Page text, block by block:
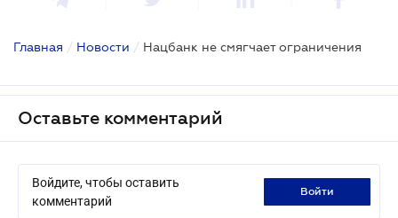
Главная / Новости / Нацбанк не смягчает ограничения
Оставьте комментарий
Войдите, чтобы оставить
комментарий
войти